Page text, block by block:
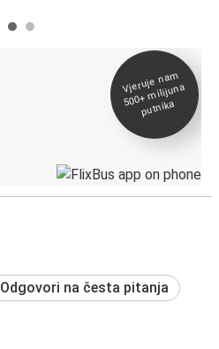
Vjeruje na
m
500+
milijuna
putnika
Odgovori na česta pitanja